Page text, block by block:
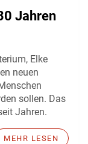
Jahren
Elke
neuen
sollen. Das
Jahren.
MEHR LESEN